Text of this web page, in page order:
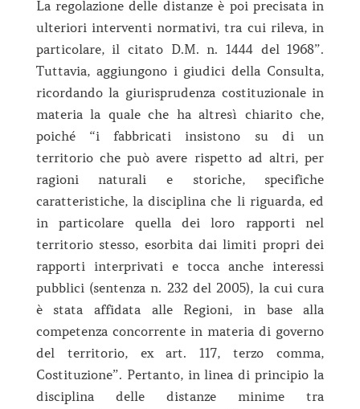
La regolazione delle distanze è poi precisata in
ulteriori interventi normativi, tra cui rileva, in
particolare, il citato D.M. n. 1444 del 1968”.
Tuttavia, aggiungono i giudici della Consulta,
ricordando la giurisprudenza costituzionale in
materia la quale che ha altresì chiarito che,
poiché “i fabbricati insistono su di un
territorio che può avere rispetto ad altri, per
ragioni naturali e storiche, specifiche
caratteristiche, la disciplina che li riguarda, ed
in particolare quella dei loro rapporti nel
territorio stesso, esorbita dai limiti propri dei
rapporti interprivati e tocca anche interessi
pubblici (sentenza n. 232 del 2005), la cui cura
è stata affidata alle Regioni, in base alla
competenza concorrente in materia di governo
del territorio, ex art. 117, terzo comma,
Costituzione”. Pertanto, in linea di principio la
disciplina delle distanze minime tra